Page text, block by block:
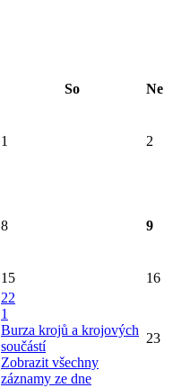
So Ne
1 2
8 9
15 16
22
1
Burza krojů a krojových
součástí
Zobrazit všechny
záznamy ze dne
23